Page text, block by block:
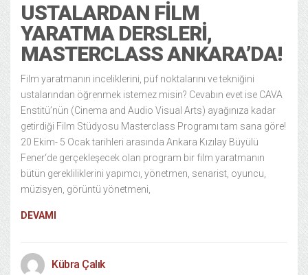
USTALARDAN FILM
YARATMA DERSLERI,
MASTERCLASS ANKARA’DA!
Film yaratmanın inceliklerini, püf noktalarını ve tekniğini
ustalarından öğrenmek istemez misin? Cevabın evet ise CAVA
Enstitü’nün (Cinema and Audio Visual Arts) ayağınıza kadar
getirdiği Film Stüdyosu Masterclass Programı tam sana göre!
20 Ekim- 5 Ocak tarihleri arasında Ankara Kızılay Büyülü
Fener‘de gerçekleşecek olan program bir film yaratmanın
bütün gerekliliklerini yapımcı, yönetmen, senarist, oyuncu,
müzisyen, görüntü yönetmeni,
DEVAMI
Kübra Çalık